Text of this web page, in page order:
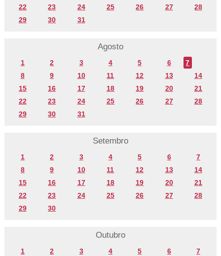
22 23 24 25 26 27
28
29
30 31
Agosto
1 2 3 4 5 6
7
8
9 10 11 12 13
14
15
16 17 18 19 20
21
22
23 24 25 26 27
28
29
30 31
Setembro
1 2 3 4 5 6
7
8
9 10 11 12 13
14
15
16 17 18 19 20
21
22
23 24 25 26 27
28
29
30
Outubro
1 2 3 4 5 6
7